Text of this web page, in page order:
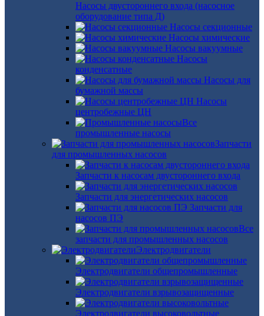
Насосы двустороннего входа (насосное
оборудование типа Д)
Насосы секционные
Насосы химические
Насосы вакуумные
Насосы
конденсатные
Насосы для
бумажной массы
Насосы
центробежные ЦН
Все
промышленные насосы
Запчасти
для промышленных насосов
Запчасти к насосам двустороннего входа
Запчасти для энергетических насосов
Запчасти для
насосов ПЭ
Все
запчасти для промышленных насосов
Электродвигатели
Электродвигатели общепромышленные
Электродвигатели взрывозащищенные
Электродвигатели высоковольтные